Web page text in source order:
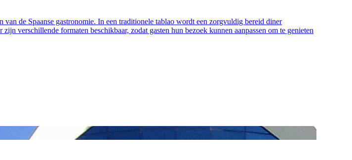
de Spaanse gastronomie. In een traditionele tablao wordt een zorgvuldig bereid diner
verschillende formaten beschikbaar, zodat gasten hun bezoek kunnen aanpassen om te genieten